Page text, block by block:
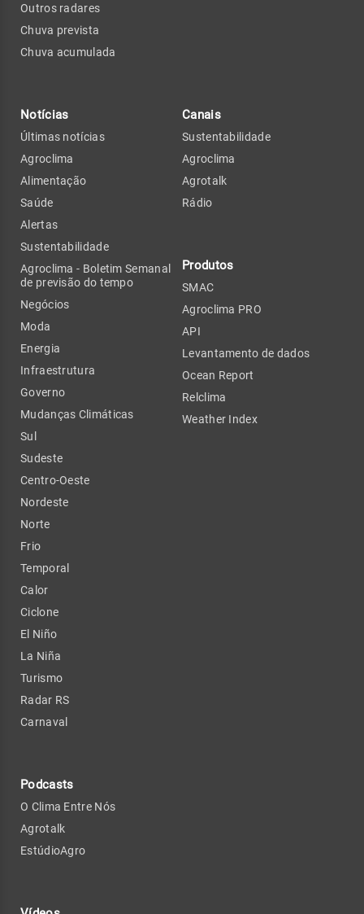
Outros radares
Chuva prevista
Chuva acumulada
Notícias
Últimas notícias
Agroclima
Alimentação
Saúde
Alertas
Sustentabilidade
Agroclima - Boletim Semanal
de previsão do tempo
Negócios
Moda
Energia
Infraestrutura
Governo
Mudanças Climáticas
Sul
Sudeste
Centro-Oeste
Nordeste
Norte
Frio
Temporal
Calor
Ciclone
El Niño
La Niña
Turismo
Radar RS
Carnaval
Podcasts
O Clima Entre Nós
Agrotalk
EstúdioAgro
Canais
Sustentabilidade
Agroclima
Agrotalk
Rádio
Produtos
SMAC
Agroclima PRO
API
Levantamento de dados
Ocean Report
Relclima
Weather Index